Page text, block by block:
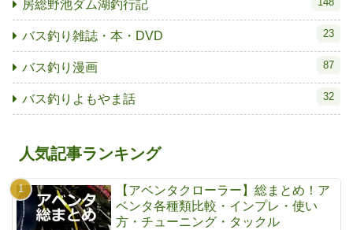
房総野池ダム湖釣行記
バス釣り雑誌・本・DVD 23
バス釣り漫画 87
バス釣りよもやま話 32
人気記事ランキング
【アベンタクローラー】総まとめ！ア
ベンタ各種類比較・インプレ・使い
方・チューニング・タックル